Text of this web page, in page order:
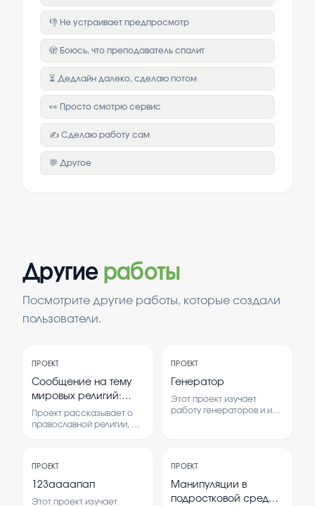
👎 Не устраивает предпросмотр
🫣 Боюсь, что преподаватель спалит
⏳ Дедлайн далеко, сделаю потом
👀 Просто смотрю сервис
✍️ Сделаю работу сам
💬 Другое
Другие работы
Посмотрите другие работы, которые создали
пользователи.
ПРОЕКТ
Сообщение на тему
мировых религий:
Православные
Проект рассказывает о
православной религии, её
православия на культуру и
общество.
ПРОЕКТ
Генератор
Этот проект изучает
работу генераторов и их
возможности
ПРОЕКТ
123аааапап
Этот проект изучает
ПРОЕКТ
Манипуляции в
подростковой среде: